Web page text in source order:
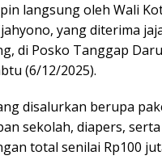
langsung oleh Wali
yang diterima
di Posko Tanggap
(6/12/2025).
disalurkan berupa
sekolah, diapers,
total senilai Rp100